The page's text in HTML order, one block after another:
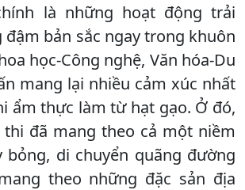
là những hoạt động trải
bản sắc ngay trong khuôn
học-Công nghệ, Văn hóa-Du
mang lại nhiều cảm xúc nhất
ẩm thực làm từ hạt gạo. Ở đó,
đã mang theo cả một niềm
bỏng, di chuyển quãng đường
theo những đặc sản địa